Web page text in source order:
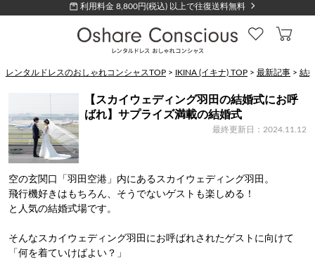
利用料金 8,800円(税込) 以上で往復送料無料
レンタルドレスのおしゃれコンシャスTOP > IKINA (イキナ) TOP > 最新記事 > 結
【スカイウェディング羽田の結婚式にお呼
ばれ】サプライズ満載の結婚式
最終更新日：2024.11.12
空の玄関口「羽田空港」内にあるスカイウェディング羽田。
飛行機好きはもちろん、そうでないゲストも楽しめる！
と人気の結婚式場です。
そんなスカイウェディング羽田にお呼ばれされたゲストに向けて
「何を着ていけばよい？」